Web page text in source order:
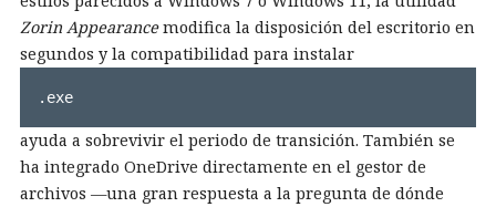
Zorin Appearancemodifica la disposición del escritorio en
segundos y la compatibilidad para instalar
.exe
ayuda a sobrevivir el periodo de transición. También se
ha integrado OneDrive directamente en el gestor de
archivos —una gran respuesta a la pregunta de dónde